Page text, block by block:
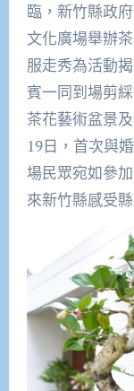
臨，新竹縣政
文化廣場舉辦
服走秀為活動
賓一同到場剪
茶花藝術盆景
19日，首次與
場民眾宛如參
來新竹縣感受